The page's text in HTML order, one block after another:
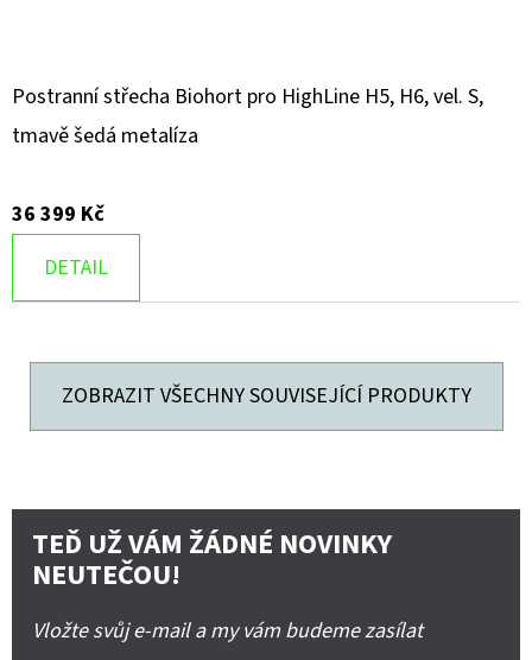
Postranní střecha Biohort pro HighLine H5, H6, vel. S,
tmavě šedá metalíza
36 399 Kč
DETAIL
ZOBRAZIT VŠECHNY SOUVISEJÍCÍ PRODUKTY
TEĎ UŽ VÁM ŽÁDNÉ NOVINKY
NEUTEČOU!
Vložte svůj e-mail a my vám budeme zasílat